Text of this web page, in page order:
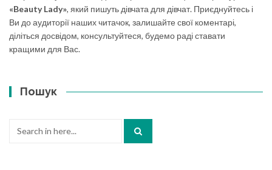
«Beauty Lady», який пишуть дівчата для дівчат. Приєднуйтесь і
Ви до аудиторії наших читачок, залишайте свої коментарі,
діліться досвідом, консультуйтеся, будемо раді ставати
кращими для Вас.
Пошук